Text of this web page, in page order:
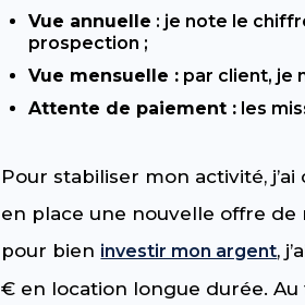
Vue annuelle : je note le
prospection ;
Vue mensuelle : par client, je
Attente de paiement : les
Pour stabiliser mon activité, j’ai
en place une nouvelle offre de
pour bien investir mon argent,
€ en location longue durée. Au